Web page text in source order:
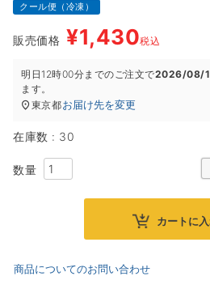
クール便（冷凍）
販売価格 ¥1,430税込
明日 12時00分までのご注文で2026/08/
ます。
東京都お届け先を変更
在庫数 30
カートに
商品についてのお問い合わせ